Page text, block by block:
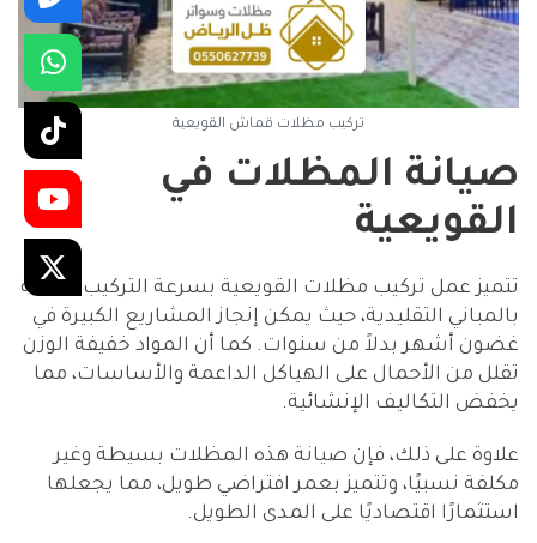
تركيب مظلات قماش القويعية
صيانة المظلات في
القويعية
تتميز عمل تركيب مظلات القويعية بسرعة التركيب مقارنة
بالمباني التقليدية، حيث يمكن إنجاز المشاريع الكبيرة في
غضون أشهر بدلاً من سنوات. كما أن المواد خفيفة الوزن
تقلل من الأحمال على الهياكل الداعمة والأساسات، مما
يخفض التكاليف الإنشائية.
علاوة على ذلك، فإن صيانة هذه المظلات بسيطة وغير
مكلفة نسبيًا، وتتميز بعمر افتراضي طويل، مما يجعلها
استثمارًا اقتصاديًا على المدى الطويل.